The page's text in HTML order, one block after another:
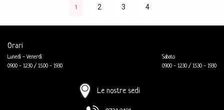
1 2 3 4
Orari
Lunedì - Venerdì
09.00 - 12.30 / 15.00 - 19.30
Sabato
09.00 - 12.30 / 15.30 - 19.30
Le nostre sedi